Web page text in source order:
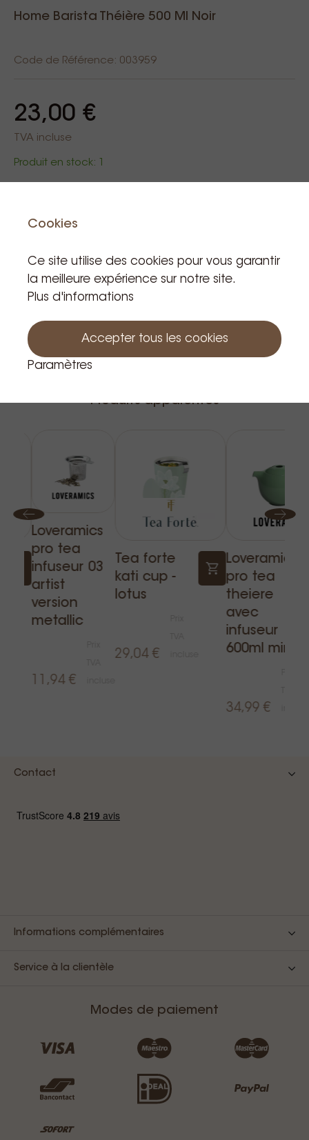
Home Barista Théière 500 Ml Noir
Code de Référence: 003959
23,00 €
TVA incluse
Produit en stock: 1
Produits apparentés
Loveramics
pro tea
infuseur 03
artist
version
metallic
11,94 €
Tea forte
kati cup -
lotus
29,04 €
Loveramics
pro tea
theiere
avec
infuseur
600ml mint
34,99 €
Contact
Informations complémentaires
Service à la clientèle
Modes de paiement
Cookies
Ce site utilise des cookies pour vous garantir
la meilleure expérience sur notre site.
Plus d'informations
Accepter tous les cookies
Paramètres